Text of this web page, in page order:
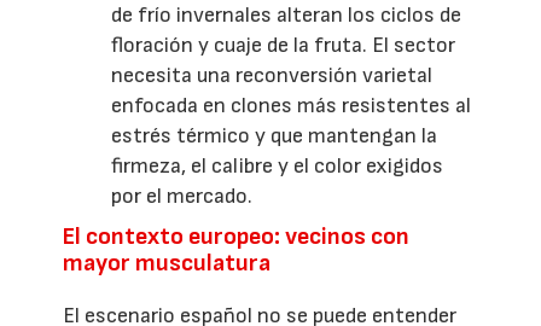
de frío invernales alteran los ciclos de
floración y cuaje de la fruta. El sector
necesita una reconversión varietal
enfocada en clones más resistentes al
estrés térmico y que mantengan la
firmeza, el calibre y el color exigidos
por el mercado.
El contexto europeo: vecinos con
mayor musculatura
El escenario español no se puede entender